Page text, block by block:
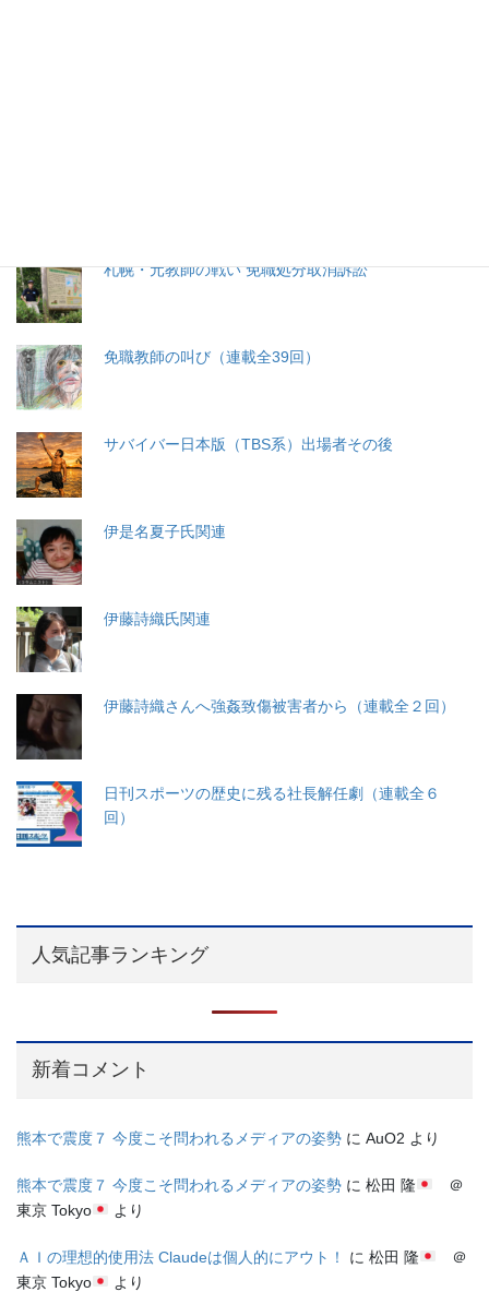
札幌・元教師の戦い 免職処分取消訴訟
免職教師の叫び（連載全39回）
サバイバー日本版（TBS系）出場者その後
伊是名夏子氏関連
伊藤詩織氏関連
伊藤詩織さんへ強姦致傷被害者から（連載全２回）
日刊スポーツの歴史に残る社長解任劇（連載全６
回）
人気記事ランキング
新着コメント
熊本で震度７ 今度こそ問われるメディアの姿勢 に AuO2 より
熊本で震度７ 今度こそ問われるメディアの姿勢 に 松田 隆
＠
東京 Tokyo
より
ＡＩの理想的使用法 Claudeは個人的にアウト！ に 松田 隆
＠
東京 Tokyo
より